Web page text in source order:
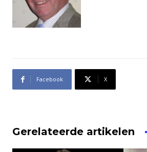
Facebook X
Gerelateerde artikelen